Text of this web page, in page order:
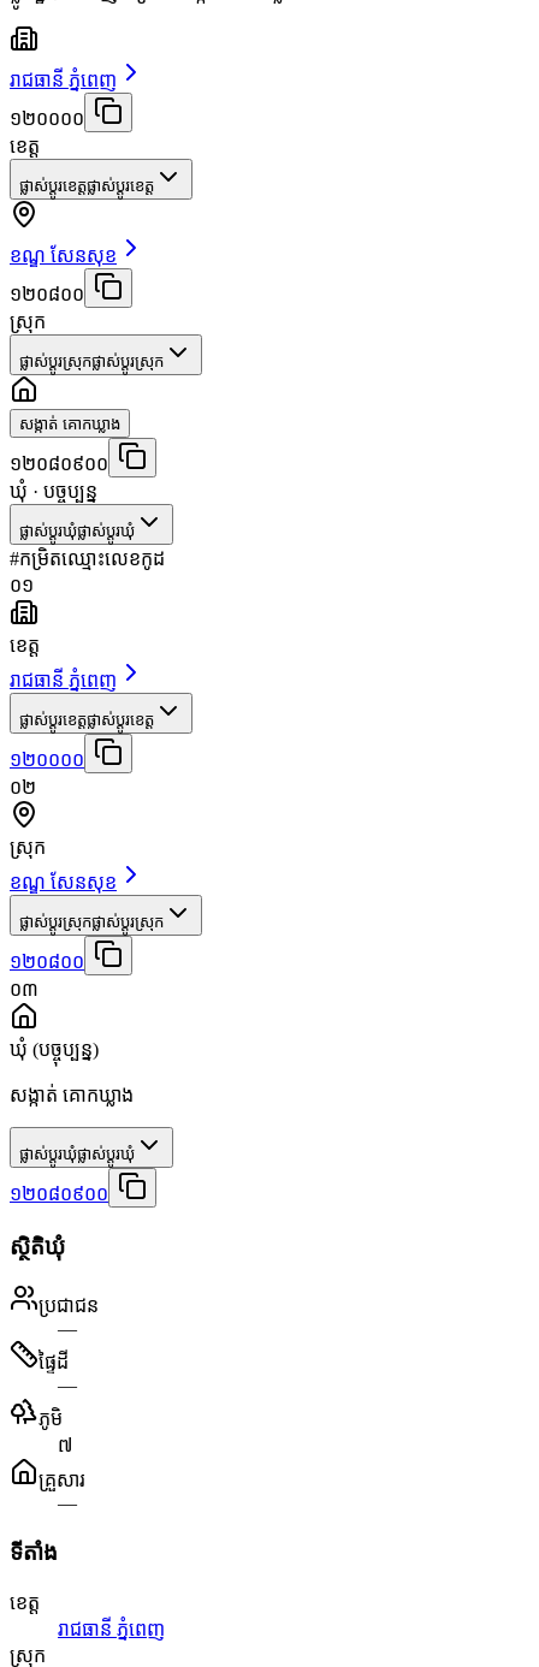
រាជធានី ភ្នំពេញ
១២០០០០
ខេត្ត
ផ្លាស់ប្តូរខេត្តផ្លាស់ប្តូរខេត្ត
ខណ្ឌ សែនសុខ
១២០៨០០
ស្រុក
ផ្លាស់ប្តូរស្រុកផ្លាស់ប្តូរស្រុក
សង្កាត់ គោកឃ្លាង
១២០៨០៩០០
ឃុំ · បច្ចុប្បន្ន
ផ្លាស់ប្តូរឃុំផ្លាស់ប្តូរឃុំ
#កម្រិតឈ្មោះលេខកូដ
០១
ខេត្ត
រាជធានី ភ្នំពេញ
ផ្លាស់ប្តូរខេត្តផ្លាស់ប្តូរខេត្ត
១២០០០០
០២
ស្រុក
ខណ្ឌ សែនសុខ
ផ្លាស់ប្តូរស្រុកផ្លាស់ប្តូរស្រុក
១២០៨០០
០៣
ឃុំ (បច្ចុប្បន្ន)
សង្កាត់ គោកឃ្លាង
ផ្លាស់ប្តូរឃុំផ្លាស់ប្តូរឃុំ
១២០៨០៩០០
ស្ថិតិឃុំ
ប្រជាជន
—
ផ្ទៃដី
—
ភូមិ
៧
គ្រួសារ
—
ទីតាំង
ខេត្ត
រាជធានី ភ្នំពេញ
ស្រុក